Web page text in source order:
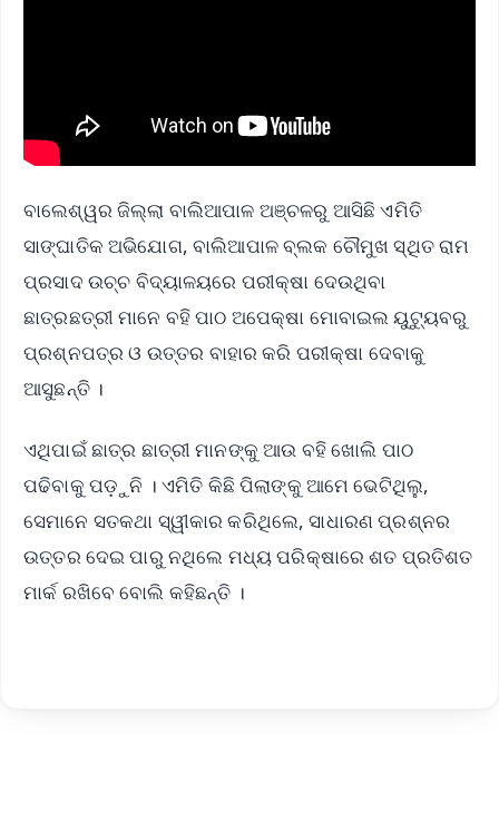
ବାଲେଶ୍ୱର ଜିଲ୍ଲା ବାଲିଆପାଳ ଅଞ୍ଚଳରୁ ଆସିଛି ଏମିତି
ସାଙ୍ଘାତିକ ଅଭିଯୋଗ, ବାଲିଆପାଳ ବ୍ଲକ ଚୌମୁଖ ସ୍ଥିତ ରାମ
ପ୍ରସାଦ ଉଚ୍ଚ ବିଦ୍ୟାଳୟରେ ପରୀକ୍ଷା ଦେଉଥିବା
ଛାତ୍ରଛତ୍ରୀ ମାନେ ବହି ପାଠ ଅପେକ୍ଷା ମୋବାଇଲ ୟୁଟ୍ୟୁବରୁ
ପ୍ରଶ୍ନପତ୍ର ଓ ଉତ୍ତର ବାହାର କରି ପରୀକ୍ଷା ଦେବାକୁ
ଆସୁଛନ୍ତି ।
ଏଥିପାଇଁ ଛାତ୍ର ଛାତ୍ରୀ ମାନଙ୍କୁ ଆଉ ବହି ଖୋଲି ପାଠ
ପଢିବାକୁ ପଡ଼ୁନି । ଏମିତି କିଛି ପିଲାଙ୍କୁ ଆମେ ଭେଟିଥିଲୁ,
ସେମାନେ ସତକଥା ସ୍ୱୀକାର କରିଥିଲେ, ସାଧାରଣ ପ୍ରଶ୍ନର
ଉତ୍ତର ଦେଇ ପାରୁ ନଥିଲେ ମଧ୍ୟ ପରିକ୍ଷାରେ ଶତ ପ୍ରତିଶତ
ମାର୍କ ରଖିବେ ବୋଲି କହିଛନ୍ତି ।